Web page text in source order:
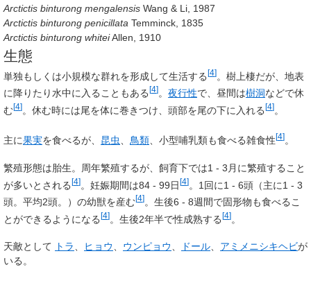
Arctictis binturong mengalensis Wang & Li, 1987
Arctictis binturong penicillata Temminck, 1835
Arctictis binturong whiteiAllen, 1910
生態
単独もしくは小規模な群れを形成して生活する[4]。樹上棲だが、地表
に降りたり水中に入ることもある [4] 。 夜行性で、昼間は樹洞などで休
む[4] 。休む時には尾を体に巻きつけ、頭部を尾の下に入れる [4] 。
主に果実を食べるが、 昆虫 鳥類 、小型哺乳類も食べる雑食性[4] 。
繁殖形態は胎生。周年繁殖するが、飼育下では1 - 3月に繁殖すること
が多いとされる[4]。妊娠期間は84 - 99日[4]。1回に1 - 6頭（主に1 - 3
頭。平均2頭。）の幼獣を産む[4] 。生後6 - 8週間で固形物も食べるこ
とができるようになる[4]。生後2年半で性成熟する[4]。
天敵として トラ、 ヒョウ、 ウンピョウ、 ドール、 アミメニシキヘビが
いる。